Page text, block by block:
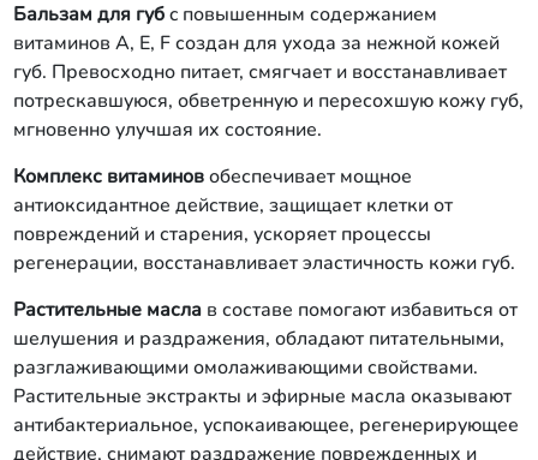
Бальзам для губc повышенным содержанием
витаминов А, Е, F создан для ухода за нежной кожей
губ. Превосходно питает, смягчает и восстанавливает
потрескавшуюся, обветренную и пересохшую кожу губ,
мгновенно улучшая их состояние.
Комплекс витаминовобеспечивает мощное
антиоксидантное действие, защищает клетки от
повреждений и старения, ускоряет процессы
регенерации, восстанавливает эластичность кожи губ.
Растительные маслав составе помогают избавиться от
шелушения и раздражения, обладают питательными,
разглаживающими омолаживающими свойствами.
Растительные экстракты и эфирные масла оказывают
антибактериальное, успокаивающее, регенерирующее
действие, снимают раздражение поврежденных и